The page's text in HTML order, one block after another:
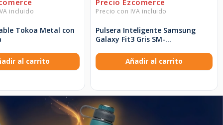
Tokoa Metal con
al carrito
Pulsera Inteligente Samsung
Galaxy Fit3 Gris SM-
Añadir al carrito